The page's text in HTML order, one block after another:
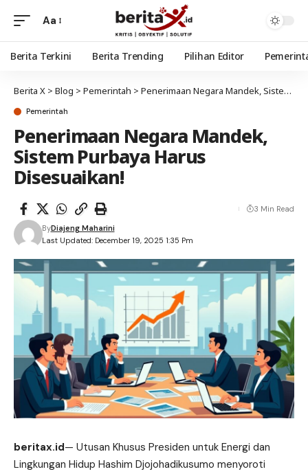
Aa
Berita Terkini Berita Trending Pilihan Editor
Berita X > Blog > Pemerintah > Penerimaan Negara Mandek, Sistem Purbaya Harus Disesuaikan!
Pemerintah
Penerimaan Negara Mandek,
Sistem Purbaya Harus
Disesuaikan!
Last Updated: December 19, 2025 1:35 Pm
ByDiajeng Maharini
3 Min Read
beritax.id— Utusan Khusus Presiden untuk Energi dan
Lingkungan Hidup Hashim Djojohadikusumo menyoroti